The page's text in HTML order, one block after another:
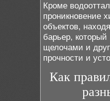
Кроме
проникновение
объектов,
барьер,
щелочами и
прочности и
Как